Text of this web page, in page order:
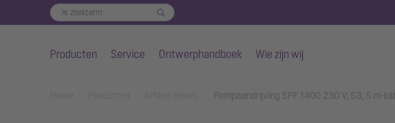
Producten Service Ontwerphandboek Wie zijn wij
Pompaandrijving SPF 1400 230 V, S3, 5 m-